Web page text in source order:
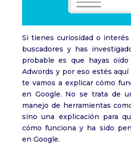
Si tienes curiosidad o
buscadores y has
probable es que hayas
Adwords y por eso estés
te vamos a explicar cómo
en Google. No se trata de
manejo de herramientas
sino una explicación para
cómo funciona y ha sido
en Google.